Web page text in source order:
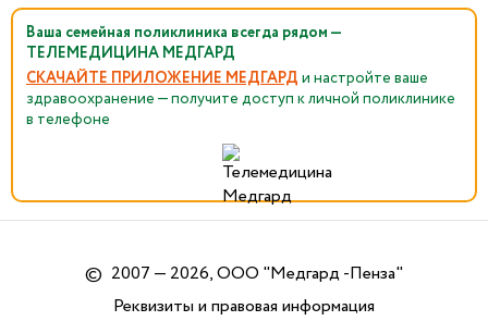
Ваша семейная поликлиника всегда рядом —
ТЕЛЕМЕДИЦИНА МЕДГАРД
СКАЧАЙТЕ ПРИЛОЖЕНИЕ МЕДГАРД и настройте ваше
здравоохранение — получите доступ к личной поликлинике
в телефоне
© 2007 — 2026, ООО "Медгард -Пенза"
Реквизиты и правовая информация